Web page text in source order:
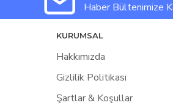
Haber Bültenimize
KURUMSAL
Hakkımızda
Gizlilik Politikası
Şartlar & Koşullar